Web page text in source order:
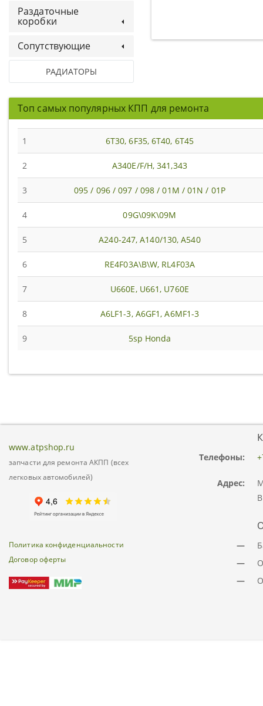
Раздаточные
коробки
Сопутствующие
РАДИАТОРЫ
Топ самых популярных КПП для ремонта
1 6T30, 6F35, 6T40, 6T45
2 A340E/F/H, 341,343
3 095 / 096 / 097 / 098 / 01M / 01N / 01P
4 09G\09K\09M
5 A240-247, A140/130, A540
6 RE4F03A\B\W, RL4F03A
7 U660E, U661, U760E
8 A6LF1-3, A6GF1, A6MF1-3
9 5sp Honda
www.atpshop.ru
запчасти для ремонта АКПП (всех
легковых автомобилей)
Политика конфиденциальности
Договор оферты
Телефоны:
Адрес:
—
—
—